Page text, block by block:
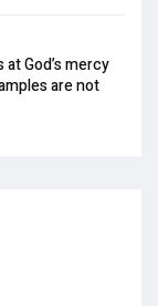
God’s mercy
are not